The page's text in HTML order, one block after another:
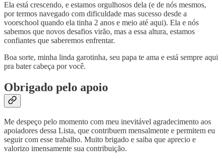
Ela está crescendo, e estamos orgulhosos dela (e de nós mesmos,
por termos navegado com dificuldade mas sucesso desde a
voorschool quando ela tinha 2 anos e meio até aqui). Ela e nós
sabemos que novos desafios virão, mas a essa altura, estamos
confiantes que saberemos enfrentar.
Boa sorte, minha linda garotinha, seu papa te ama e está sempre aqui
pra bater cabeça por você.
Obrigado pelo apoio
Me despeço pelo momento com meu inevitável agradecimento aos
apoiadores dessa Lista, que contribuem mensalmente e permitem eu
seguir com esse trabalho. Muito brigado e saiba que aprecio e
valorizo imensamente sua contribuição.